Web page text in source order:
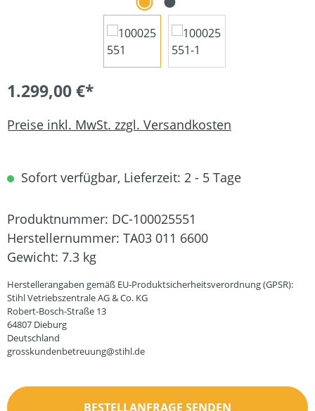
1.299,00 €*
Preise inkl. MwSt. zzgl. Versandkosten
Sofort verfügbar, Lieferzeit: 2 - 5 Tage
Produktnummer: DC-100025551
Herstellernummer: TA03 011 6600
Gewicht: 7.3 kg
Herstellerangaben gemäß EU-Produktsicherheitsverordnung (GPSR):
Stihl Vetriebszentrale AG & Co. KG
Robert-Bosch-Straße 13
64807 Dieburg
Deutschland
grosskundenbetreuung@stihl.de
BESTELLANFRAGE SENDEN